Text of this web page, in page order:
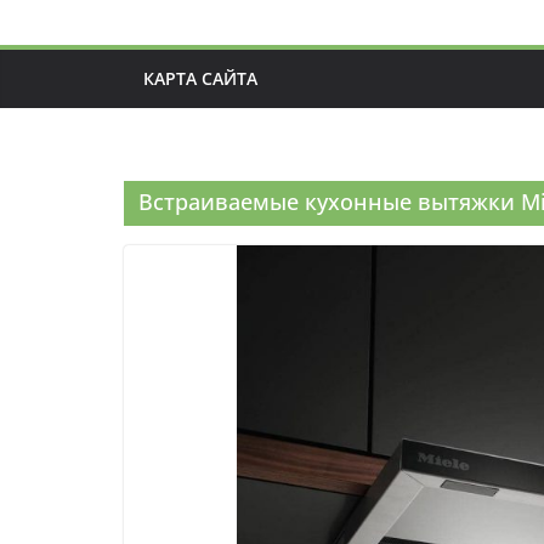
КАРТА САЙТА
Встраиваемые кухонные вытяжки